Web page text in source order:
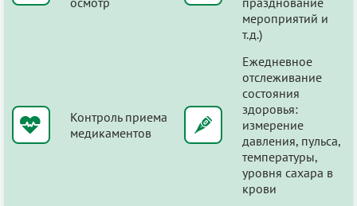
мероприятий и
т.д.)
Контроль приема
медикаментов
Ежедневное
отслеживание
состояния
здоровья:
измерение
давления, пульса,
температуры,
уровня сахара в
крови